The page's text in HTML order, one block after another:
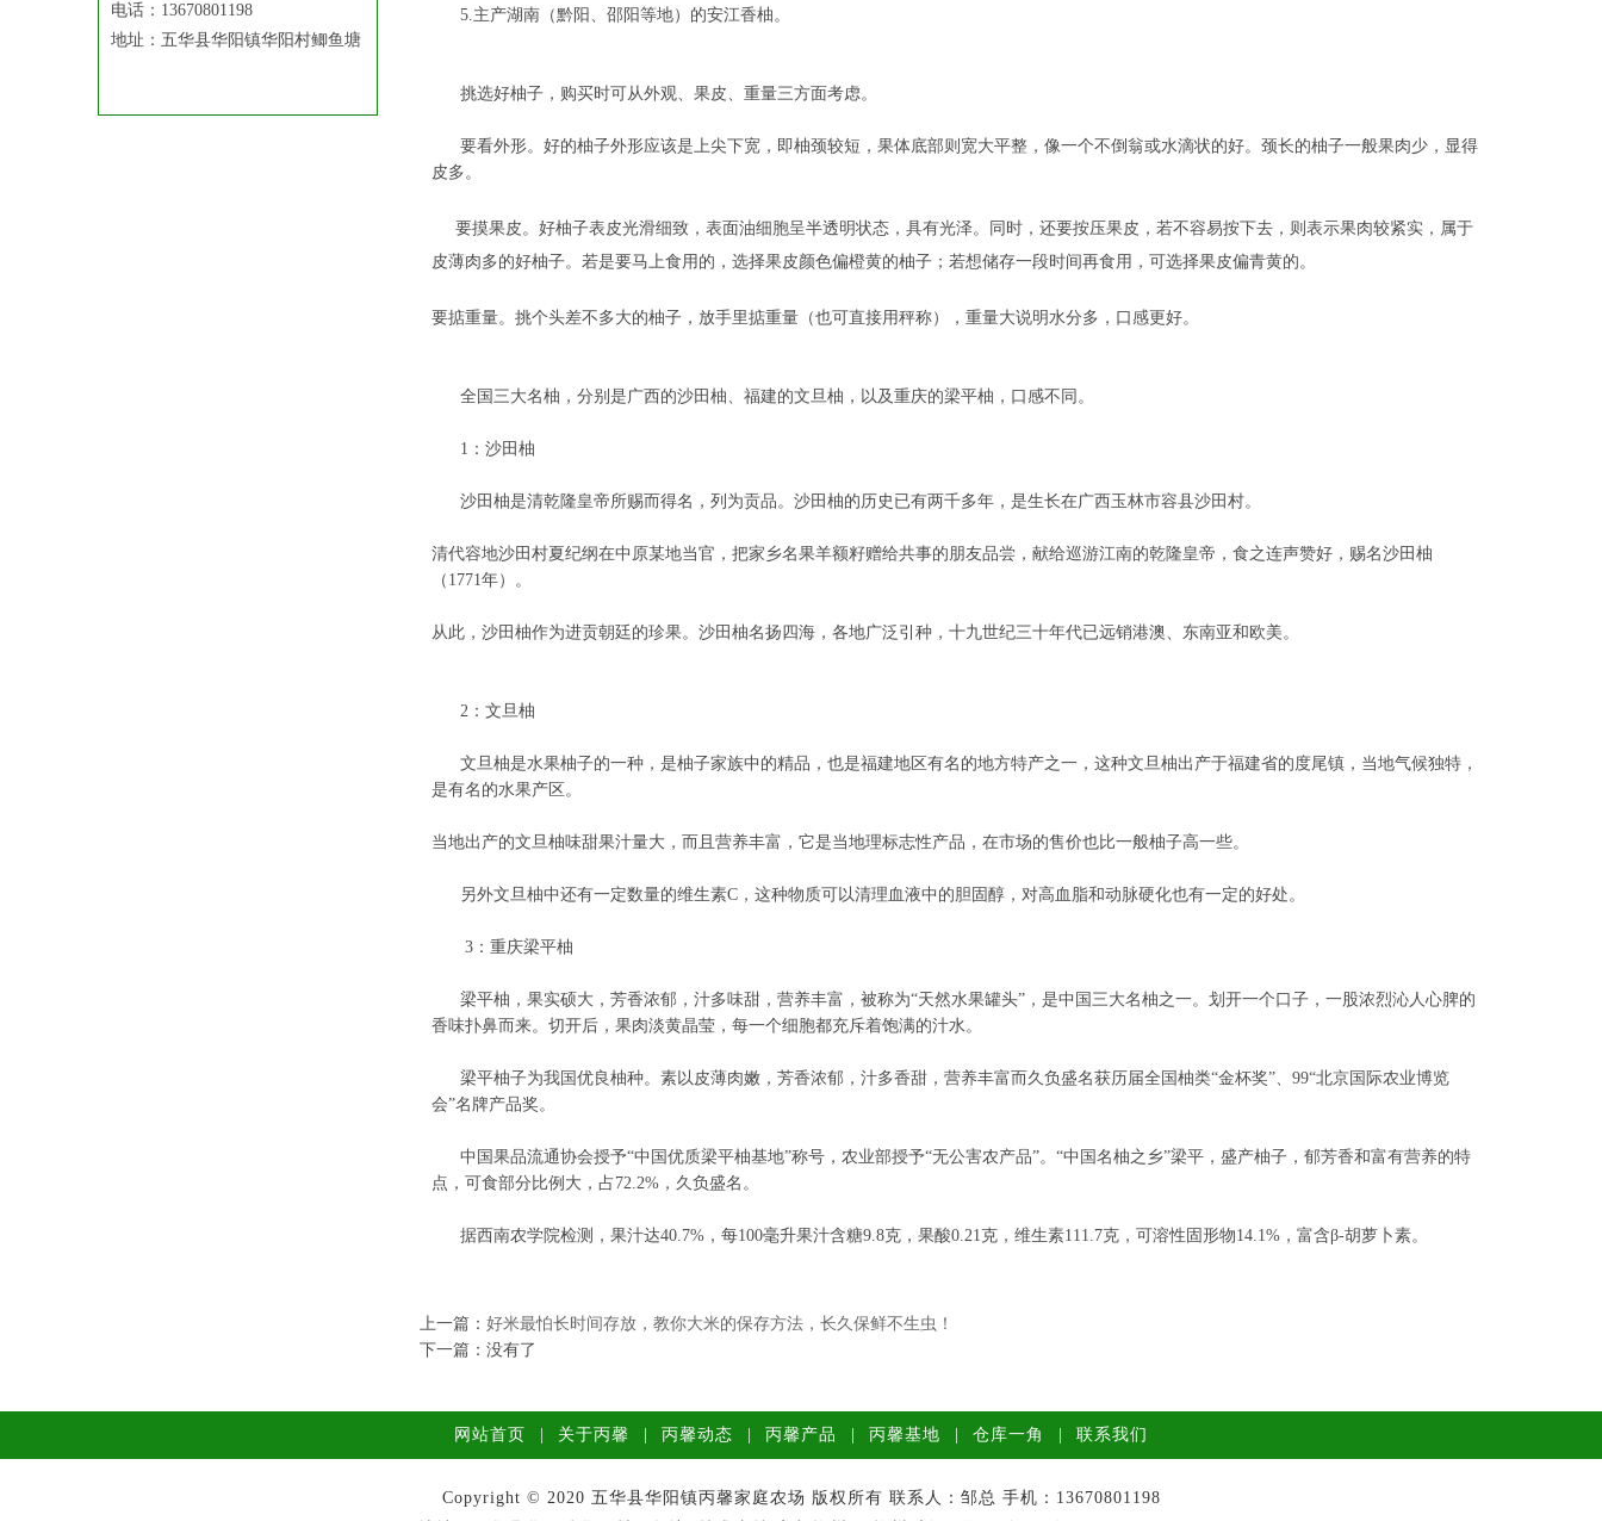
电话：13670801198
地址：五华县华阳镇华阳村鲫鱼塘
5.主产湖南（黔阳、邵阳等地）的安江香柚。
挑选好柚子，购买时可从外观、果皮、重量三方面考虑。
要看外形。好的柚子外形应该是上尖下宽，即柚颈较短，果体底部则宽大平整，像一个不倒翁或水滴状的好。颈长的柚子一般果肉少，显得
皮多。
要摸果皮。好柚子表皮光滑细致，表面油细胞呈半透明状态，具有光泽。同时，还要按压果皮，若不容易按下去，则表示果肉较紧实，属于
皮薄肉多的好柚子。若是要马上食用的，选择果皮颜色偏橙黄的柚子；若想储存一段时间再食用，可选择果皮偏青黄的。
要掂重量。挑个头差不多大的柚子，放手里掂重量（也可直接用秤称），重量大说明水分多，口感更好。
全国三大名柚，分别是广西的沙田柚、福建的文旦柚，以及重庆的梁平柚，口感不同。
1：沙田柚
沙田柚是清乾隆皇帝所赐而得名，列为贡品。沙田柚的历史已有两千多年，是生长在广西玉林市容县沙田村。
清代容地沙田村夏纪纲在中原某地当官，把家乡名果羊额籽赠给共事的朋友品尝，献给巡游江南的乾隆皇帝，食之连声赞好，赐名沙田柚
（1771年）。
从此，沙田柚作为进贡朝廷的珍果。沙田柚名扬四海，各地广泛引种，十九世纪三十年代已远销港澳、东南亚和欧美。
2：文旦柚
文旦柚是水果柚子的一种，是柚子家族中的精品，也是福建地区有名的地方特产之一，这种文旦柚出产于福建省的度尾镇，当地气候独特，
是有名的水果产区。
当地出产的文旦柚味甜果汁量大，而且营养丰富，它是当地理标志性产品，在市场的售价也比一般柚子高一些。
另外文旦柚中还有一定数量的维生素C，这种物质可以清理血液中的胆固醇，对高血脂和动脉硬化也有一定的好处。
3：重庆梁平柚
梁平柚，果实硕大，芳香浓郁，汁多味甜，营养丰富，被称为“天然水果罐头”，是中国三大名柚之一。划开一个口子，一股浓烈沁人心脾的
香味扑鼻而来。切开后，果肉淡黄晶莹，每一个细胞都充斥着饱满的汁水。
梁平柚子为我国优良柚种。素以皮薄肉嫩，芳香浓郁，汁多香甜，营养丰富而久负盛名获历届全国柚类“金杯奖”、99“北京国际农业博览
会”名牌产品奖。
中国果品流通协会授予“中国优质梁平柚基地”称号，农业部授予“无公害农产品”。“中国名柚之乡”梁平，盛产柚子，郁芳香和富有营养的特
点，可食部分比例大，占72.2%，久负盛名。
据西南农学院检测，果汁达40.7%，每100毫升果汁含糖9.8克，果酸0.21克，维生素111.7克，可溶性固形物14.1%，富含β-胡萝卜素。
上一篇： 好米最怕长时间存放，教你大米的保存方法，长久保鲜不生虫！
下一篇：没有了
网站首页 关于丙馨 丙馨动态 丙馨产品 丙馨基地 仓库一角 联系我们
Copyright © 2020 五华县华阳镇丙馨家庭农场 版权所有 联系人：邹总 手机：13670801198